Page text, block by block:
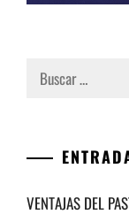
Buscar:
VENTAJAS DEL